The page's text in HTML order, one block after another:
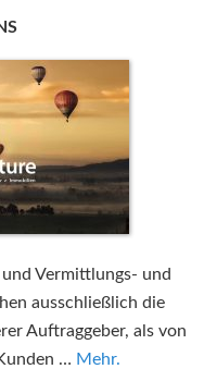
Vermittlungs- und
ausschließlich die
Auftraggeber, als von
… Mehr.